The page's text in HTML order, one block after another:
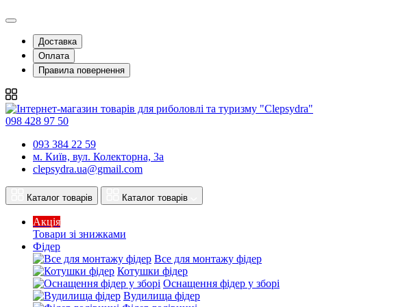
Доставка
Оплата
Правила повернення
098 428 97 50
093 384 22 59
м. Київ, вул. Колекторна, 3а
clepsydra.ua@gmail.com
Каталог товарів Каталог товарів
Акція
Товари зі знижками
Фідер
Все для монтажу фідер
Котушки фідер
Оснащення фідер у зборі
Вудилища фідер